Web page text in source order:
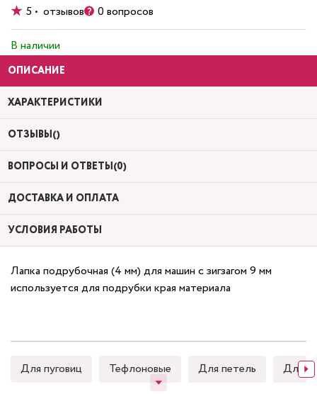
5 • отзывов 0 вопросов
В наличии
ОПИСАНИЕ
ХАРАКТЕРИСТИКИ
ОТЗЫВЫ()
ВОПРОСЫ И ОТВЕТЫ(0)
ДОСТАВКА И ОПЛАТА
УСЛОВИЯ РАБОТЫ
Лапка подрубочная (4 мм) для машин с зигзагом 9 мм
используется для подрубки края материала
Для пуговиц Тефлоновые Для петель Для